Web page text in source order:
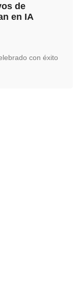
de
en IA
con éxito